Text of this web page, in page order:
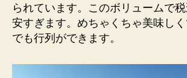
られています。このボリュームで
安すぎます。めちゃくちゃ美味し
でも行列ができます。